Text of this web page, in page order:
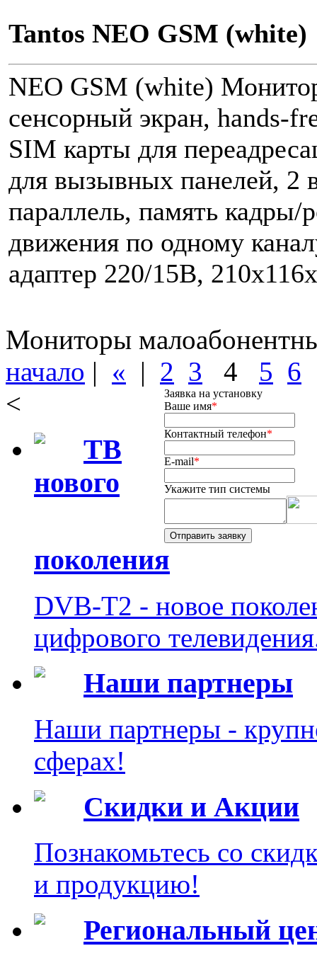
Tantos NEO GSM (white)
NEO GSM (white)
сенсорный экран, hands-
SIM карты для
для вызывных панелей, 2
параллель, память кадры/
движения по одному
адаптер 220/15В,
Мониторы
начало | « | 2 3 4 5 6
Заявка на установку
Ваше имя*
Контактный телефон*
E-mail*
Укажите тип системы
<
ТВ
нового
поколения
DVB-T2 - новое
цифрового
Наши партнеры
Наши партнеры -
сферах!
Скидки и Акции
Познакомьтесь со
и продукцию!
Региональный